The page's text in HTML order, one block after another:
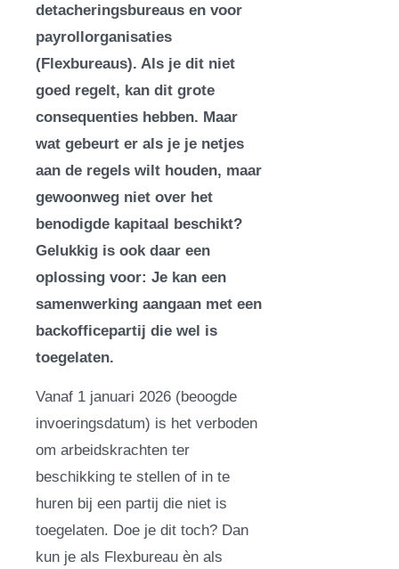
detacheringsbureaus en voor
payrollorganisaties
(Flexbureaus). Als je dit niet
goed regelt, kan dit grote
consequenties hebben. Maar
wat gebeurt er als je je netjes
aan de regels wilt houden, maar
gewoonweg niet over het
benodigde kapitaal beschikt?
Gelukkig is ook daar een
oplossing voor: Je kan een
samenwerking aangaan met een
backofficepartij die wel is
toegelaten.
Vanaf 1 januari 2026 (beoogde
invoeringsdatum) is het verboden
om arbeidskrachten ter
beschikking te stellen of in te
huren bij een partij die niet is
toegelaten. Doe je dit toch? Dan
kun je als Flexbureau èn als